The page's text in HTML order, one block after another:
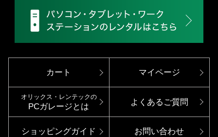
カート マイページ
オリックス・レンテックの
PCガレージとは
よくあるご質問
ショッピングガイド お問い合わせ